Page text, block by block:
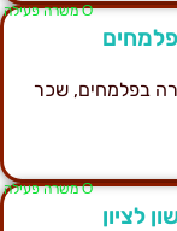
Ο משרה פעילה
(13:00-23:00) בחברה בפלמחים, שכר
Ο משרה פעילה
לציון